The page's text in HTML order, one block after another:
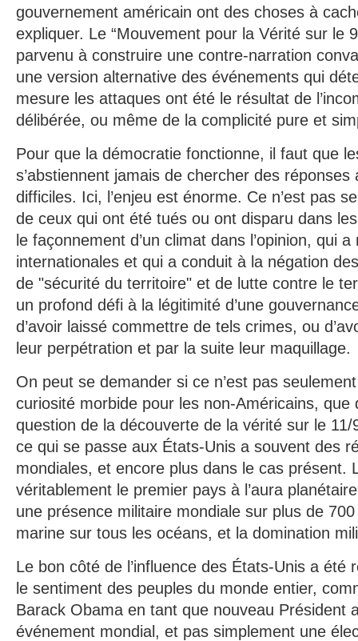
gouvernement américain ont des choses à
expliquer. Le “Mouvement pour la Vérité sur le
parvenu à construire une contre-narration
une version alternative des événements qui
mesure les attaques ont été le résultat de
délibérée, ou même de la complicité pure et
Pour que la démocratie fonctionne, il faut que
s’abstiennent jamais de chercher des
difficiles. Ici, l’enjeu est énorme. Ce n’est pas
de ceux qui ont été tués ou ont disparu dans
le façonnement d’un climat dans l’opinion, qui
internationales et qui a conduit à la négation
de "sécurité du territoire" et de lutte contre le
un profond défi à la légitimité d’une
d’avoir laissé commettre de tels crimes, ou
leur perpétration et par la suite leur maquillage.
On peut se demander si ce n’est pas seulement
curiosité morbide pour les non-Américains, que
question de la découverte de la vérité sur le
ce qui se passe aux États-Unis a souvent des
mondiales, et encore plus dans le cas présent.
véritablement le premier pays à l’aura
une présence militaire mondiale sur plus de
marine sur tous les océans, et la domination
Le bon côté de l’influence des États-Unis a été
le sentiment des peuples du monde entier,
Barack Obama en tant que nouveau Président
événement mondial, et pas simplement une